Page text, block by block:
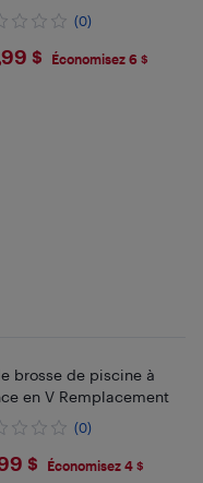
(0)
$ Économisez 6 $
brosse de piscine à
en V Remplacement
(0)
$ Économisez 4 $